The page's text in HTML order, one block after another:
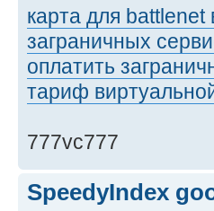
карта для battlenet
заграничных
оплатить
тариф
777vc777
SpeedyIndex